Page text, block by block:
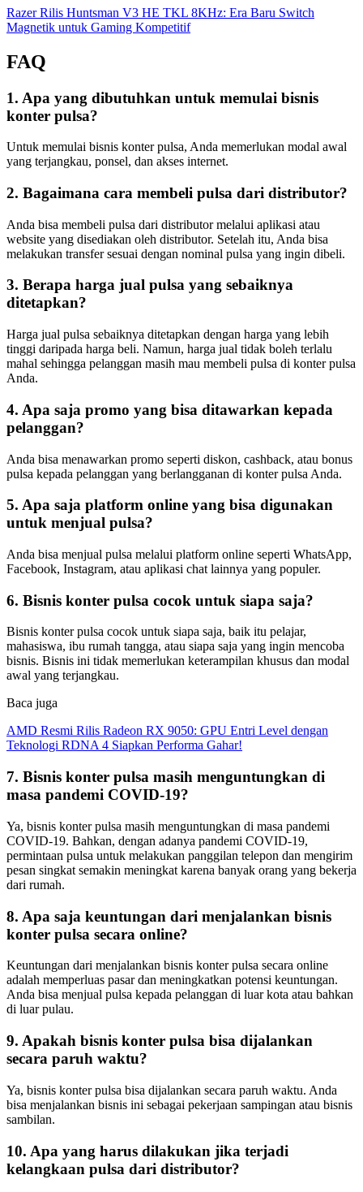
Razer Rilis Huntsman V3 HE TKL 8KHz: Era Baru Switch
Magnetik untuk Gaming Kompetitif
FAQ
1. Apa yang dibutuhkan untuk memulai bisnis
konter pulsa?
Untuk memulai bisnis konter pulsa, Anda memerlukan modal awal
yang terjangkau, ponsel, dan akses internet.
2. Bagaimana cara membeli pulsa dari distributor?
Anda bisa membeli pulsa dari distributor melalui aplikasi atau
website yang disediakan oleh distributor. Setelah itu, Anda bisa
melakukan transfer sesuai dengan nominal pulsa yang ingin dibeli.
3. Berapa harga jual pulsa yang sebaiknya
ditetapkan?
Harga jual pulsa sebaiknya ditetapkan dengan harga yang lebih
tinggi daripada harga beli. Namun, harga jual tidak boleh terlalu
mahal sehingga pelanggan masih mau membeli pulsa di konter pulsa
Anda.
4. Apa saja promo yang bisa ditawarkan kepada
pelanggan?
Anda bisa menawarkan promo seperti diskon, cashback, atau bonus
pulsa kepada pelanggan yang berlangganan di konter pulsa Anda.
5. Apa saja platform online yang bisa digunakan
untuk menjual pulsa?
Anda bisa menjual pulsa melalui platform online seperti WhatsApp,
Facebook, Instagram, atau aplikasi chat lainnya yang populer.
6. Bisnis konter pulsa cocok untuk siapa saja?
Bisnis konter pulsa cocok untuk siapa saja, baik itu pelajar,
mahasiswa, ibu rumah tangga, atau siapa saja yang ingin mencoba
bisnis. Bisnis ini tidak memerlukan keterampilan khusus dan modal
awal yang terjangkau.
Baca juga
AMD Resmi Rilis Radeon RX 9050: GPU Entri Level dengan
Teknologi RDNA 4 Siapkan Performa Gahar!
7. Bisnis konter pulsa masih menguntungkan di
masa pandemi COVID-19?
Ya, bisnis konter pulsa masih menguntungkan di masa pandemi
COVID-19. Bahkan, dengan adanya pandemi COVID-19,
permintaan pulsa untuk melakukan panggilan telepon dan mengirim
pesan singkat semakin meningkat karena banyak orang yang bekerja
dari rumah.
8. Apa saja keuntungan dari menjalankan bisnis
konter pulsa secara online?
Keuntungan dari menjalankan bisnis konter pulsa secara online
adalah memperluas pasar dan meningkatkan potensi keuntungan.
Anda bisa menjual pulsa kepada pelanggan di luar kota atau bahkan
di luar pulau.
9. Apakah bisnis konter pulsa bisa dijalankan
secara paruh waktu?
Ya, bisnis konter pulsa bisa dijalankan secara paruh waktu. Anda
bisa menjalankan bisnis ini sebagai pekerjaan sampingan atau bisnis
sambilan.
10. Apa yang harus dilakukan jika terjadi
kelangkaan pulsa dari distributor?